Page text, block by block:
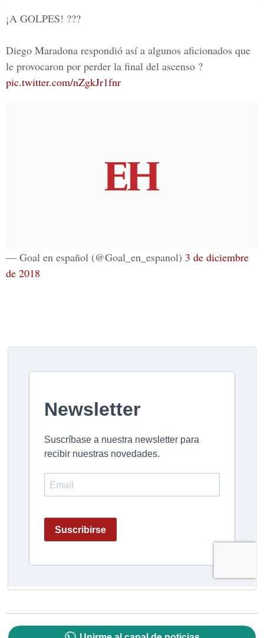
¡A GOLPES! ???
Diego Maradona respondió así a algunos aficionados que
le provocaron por perder la final del ascenso ?
pic.twitter.com/nZgkJr1fnr
— Goal en español (@Goal_en_espanol) 3 de diciembre
de 2018